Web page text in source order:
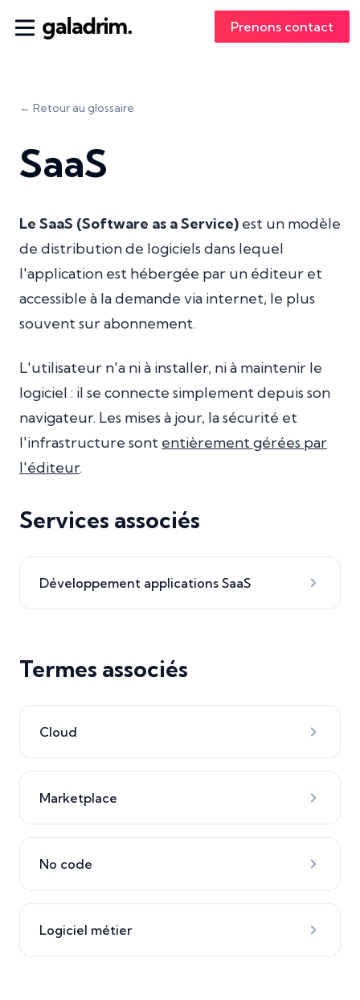
Prenons contact
← Retour au glossaire
SaaS
Le SaaS (Software as a Service) est un modèle
de distribution de logiciels dans lequel
l'application est hébergée par un éditeur et
accessible à la demande via internet, le plus
souvent sur abonnement.
L'utilisateur n'a ni à installer, ni à maintenir le
logiciel : il se connecte simplement depuis son
navigateur. Les mises à jour, la sécurité et
l'infrastructure sont entièrement gérées par
l'éditeur.
Services associés
Développement applications SaaS
Termes associés
Cloud
Marketplace
No code
Logiciel métier